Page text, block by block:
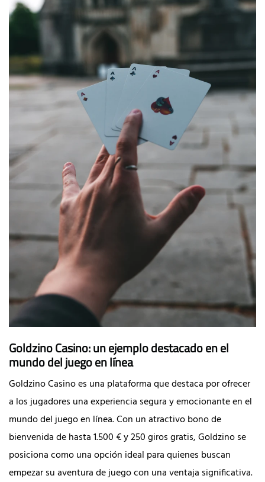
Goldzino Casino: un ejemplo destacado en el
mundo del juego en línea
Goldzino Casino es una plataforma que destaca por ofrecer
a los jugadores una experiencia segura y emocionante en el
mundo del juego en línea. Con un atractivo bono de
bienvenida de hasta 1.500 € y 250 giros gratis, Goldzino se
posiciona como una opción ideal para quienes buscan
empezar su aventura de juego con una ventaja significativa.